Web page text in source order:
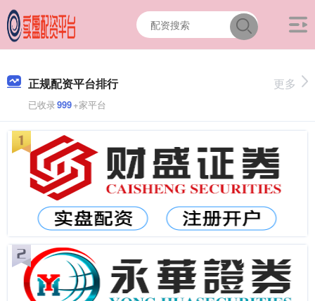
正规配资平台排行
已收录999+家平台
更多